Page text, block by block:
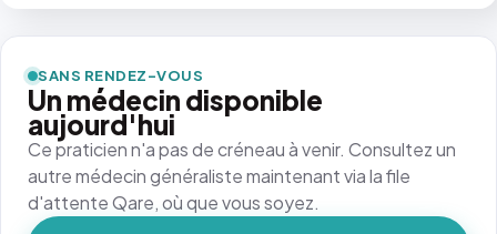
SANS RENDEZ-VOUS
Un médecin disponible
aujourd'hui
Ce praticien n'a pas de créneau à venir. Consultez un
autre médecin généraliste maintenant via la file
d'attente Qare, où que vous soyez.